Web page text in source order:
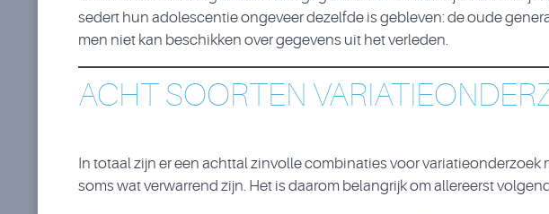
sedert hun adolescentie ongeveer dezelfde is gebleven: de oude
men niet kan beschikken over gegevens uit het verleden.
ACHT SOORTEN
In totaal zijn er een achttal zinvolle combinaties voor
soms wat verwarrend zijn. Het is daarom belangrijk om allereerst